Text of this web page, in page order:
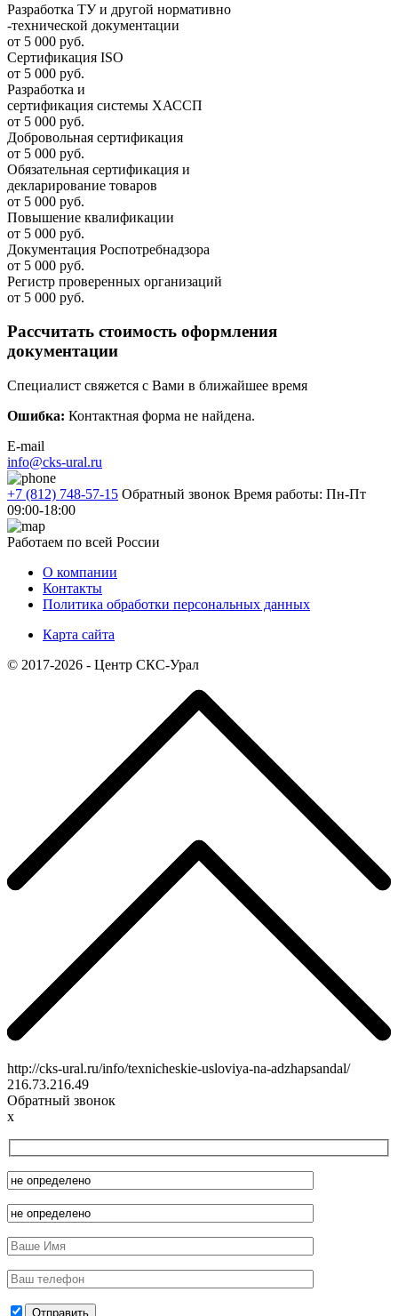
Разработка ТУ и другой нормативно
-технической документации
от 5 000 руб.
Сертификация ISO
от 5 000 руб.
Разработка и
cертификация системы ХАССП
от 5 000 руб.
Добровольная сертификация
от 5 000 руб.
Обязательная сертификация и
декларирование товаров
от 5 000 руб.
Повышение квалификации
от 5 000 руб.
Документация Роспотребнадзора
от 5 000 руб.
Регистр проверенных организаций
от 5 000 руб.
Рассчитать стоимость оформления
документации
Специалист свяжется с Вами в ближайшее время
Ошибка: Контактная форма не найдена.
E-mail
info@cks-ural.ru
+7 (812) 748-57-15 Обратный звонок Время работы: Пн-Пт
09:00-18:00
Работаем по всей России
О компании
Контакты
Политика обработки персональных данных
Карта сайта
© 2017-2026 - Центр СКС-Урал
http://cks-ural.ru/info/texnicheskie-usloviya-na-adzhapsandal/
216.73.216.49
Обратный звонок
x